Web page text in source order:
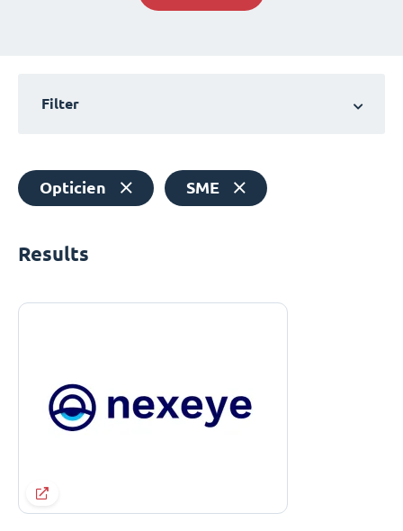
Filter
Opticien SME
Results